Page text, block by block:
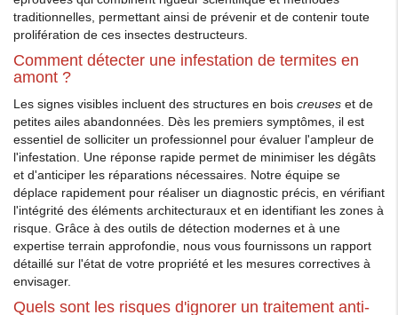
traditionnelles, permettant ainsi de prévenir et de contenir toute
prolifération de ces insectes destructeurs.
Comment détecter une infestation de termites en
amont ?
Les signes visibles incluent des structures en bois creuses et de
petites ailes abandonnées. Dès les premiers symptômes, il est
essentiel de solliciter un professionnel pour évaluer l'ampleur de
l'infestation. Une réponse rapide permet de minimiser les dégâts
et d'anticiper les réparations nécessaires. Notre équipe se
déplace rapidement pour réaliser un diagnostic précis, en vérifiant
l'intégrité des éléments architecturaux et en identifiant les zones à
risque. Grâce à des outils de détection modernes et à une
expertise terrain approfondie, nous vous fournissons un rapport
détaillé sur l'état de votre propriété et les mesures correctives à
envisager.
Quels sont les risques d'ignorer un traitement anti-